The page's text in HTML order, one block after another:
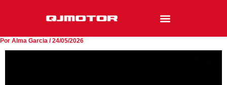
Por Alma Garcia /24/05/2026